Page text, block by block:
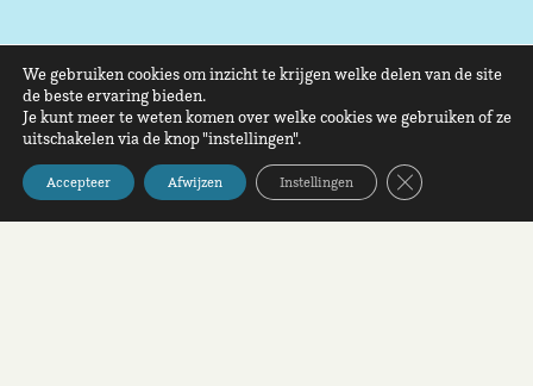
We gebruiken cookies om inzicht te krijgen welke delen van de site
de beste ervaring bieden.
Je kunt meer te weten komen over welke cookies we gebruiken of ze
uitschakelen via de knop "instellingen".
Accepteer Afwijzen Instellingen Sluit AVG/GDPR